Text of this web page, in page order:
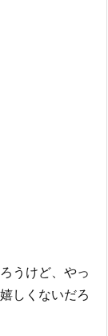
うけど、やっ
しくないだろ